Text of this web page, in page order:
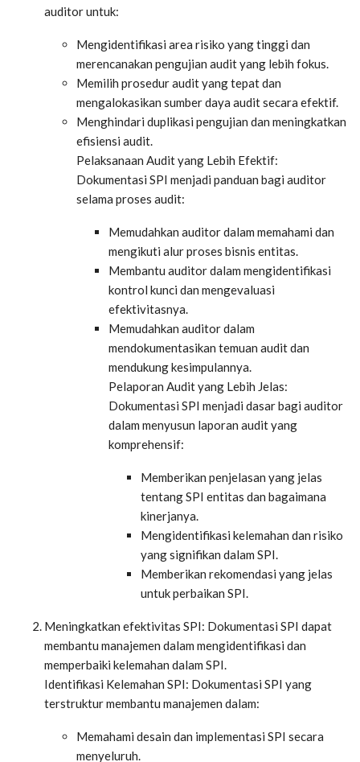
auditor untuk:
Mengidentifikasi area risiko yang tinggi dan
merencanakan pengujian audit yang lebih fokus.
Memilih prosedur audit yang tepat dan
mengalokasikan sumber daya audit secara efektif.
Menghindari duplikasi pengujian dan meningkatkan
efisiensi audit.
Pelaksanaan Audit yang Lebih Efektif:
Dokumentasi SPI menjadi panduan bagi auditor
selama proses audit:
Memudahkan auditor dalam memahami dan
mengikuti alur proses bisnis entitas.
Membantu auditor dalam mengidentifikasi
kontrol kunci dan mengevaluasi
efektivitasnya.
Memudahkan auditor dalam
mendokumentasikan temuan audit dan
mendukung kesimpulannya.
Pelaporan Audit yang Lebih Jelas:
Dokumentasi SPI menjadi dasar bagi auditor
dalam menyusun laporan audit yang
komprehensif:
Memberikan penjelasan yang jelas
tentang SPI entitas dan bagaimana
kinerjanya.
Mengidentifikasi kelemahan dan risiko
yang signifikan dalam SPI.
Memberikan rekomendasi yang jelas
untuk perbaikan SPI.
Meningkatkan efektivitas SPI: Dokumentasi SPI dapat
membantu manajemen dalam mengidentifikasi dan
memperbaiki kelemahan dalam SPI.
Identifikasi Kelemahan SPI: Dokumentasi SPI yang
terstruktur membantu manajemen dalam:
Memahami desain dan implementasi SPI secara
menyeluruh.